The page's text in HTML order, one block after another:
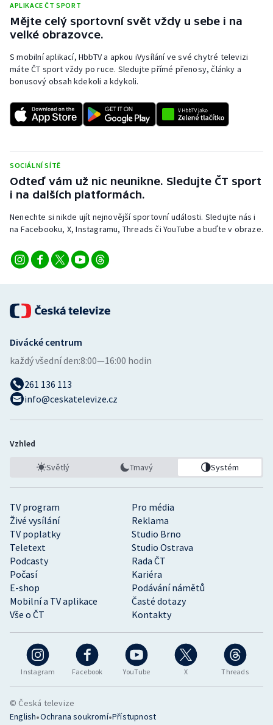
Plážový volejbal
Ragby
Rychlobruslení
Short track
Stolní tenis
Triatlon
Volejbal
APLIKACE ČT SPORT
Mějte celý sportovní svět vždy u sebe i na
velké obrazovce.
S mobilní aplikací, HbbTV a apkou iVysílání ve své chytré televizi
máte ČT sport vždy po ruce. Sledujte přímé přenosy, články a
bonusový obsah kdekoli a kdykoli.
SOCIÁLNÍ SÍTĚ
Odteď vám už nic neunikne. Sledujte ČT sport
i na dalších platformách.
Nenechte si nikde ujít nejnovější sportovní události. Sledujte nás i
na Facebooku, X, Instagramu, Threads či YouTube a buďte v obraze.
Instagram Facebook YouTube X Threads
TV program
Pro média
Živé vysílání
Reklama
TV poplatky
Studio Brno
Teletext
Studio Ostrava
Podcasty
Rada ČT
Počasí
Kariéra
E-shop
Podávání námětů
Mobilní a TV aplikace
Časté dotazy
Vše o ČT
Kontakty
Divácké centrum
každý všední den:8:00—16:00 hodin
261 136 113
info@ceskatelevize.cz
Vzhled
Světlý Tmavý Systém
© Česká televize
English•Ochrana soukromí•Přístupnost